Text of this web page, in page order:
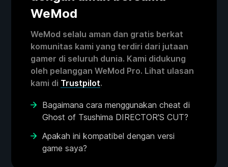
WeMod
WeMod selalu aman dan gratis berkat
komunitas kami yang terdiri dari jutaan
gamer di seluruh dunia. Kami didukung
oleh pelanggan WeMod Pro. Lihat ulasan
kami di Trustpilot.
Bagaimana cara menggunakan cheat di
Ghost of Tsushima DIRECTOR'S CUT?
Apakah ini kompatibel dengan versi
game saya?